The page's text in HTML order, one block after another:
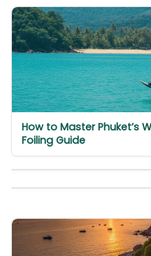
How to Master Phuket’s
Foiling Guide